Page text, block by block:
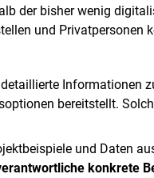
der bisher wenig
und Privatpersonen
Informationen
bereitstellt.
und Daten
konkrete